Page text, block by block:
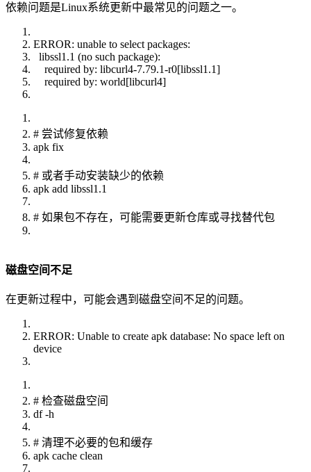
依赖问题是Linux系统更新中最常见的问题之一。
ERROR: unable to select packages:
libssl1.1 (no such package):
required by: libcurl4-7.79.1-r0[libssl1.1]
required by: world[libcurl4]
# 尝试修复依赖
apk fix
# 或者手动安装缺少的依赖
apk add libssl1.1
# 如果包不存在，可能需要更新仓库或寻找替代包
磁盘空间不足
在更新过程中，可能会遇到磁盘空间不足的问题。
ERROR: Unable to create apk database: No space left on
device
# 检查磁盘空间
df -h
# 清理不必要的包和缓存
apk cache clean